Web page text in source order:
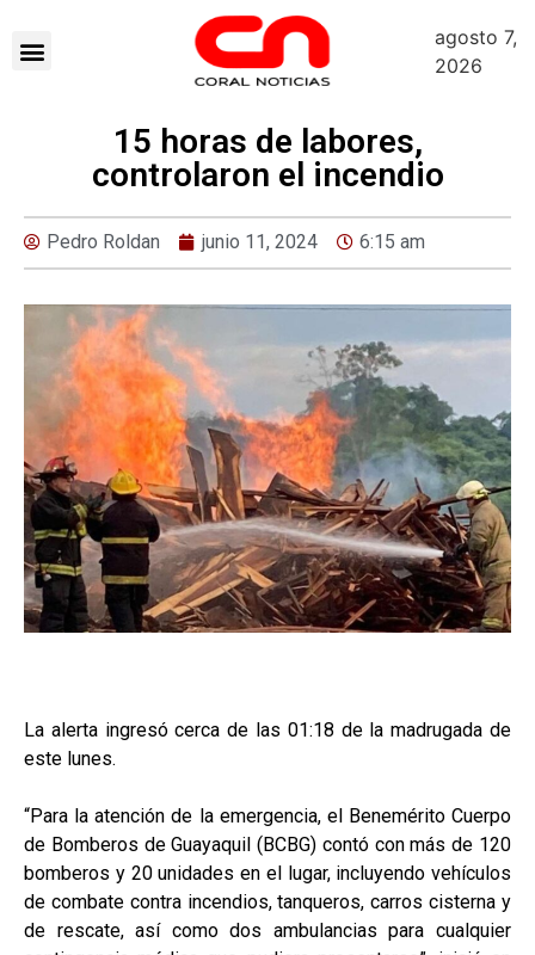
agosto 7,
2026
15 horas de labores,
controlaron el incendio
Pedro Roldan junio 11, 2024 6:15 am
La alerta ingresó cerca de las 01:18 de la madrugada de
este lunes.
“Para la atención de la emergencia, el Benemérito Cuerpo
de Bomberos de Guayaquil (BCBG) contó con más de 120
bomberos y 20 unidades en el lugar, incluyendo vehículos
de combate contra incendios, tanqueros, carros cisterna y
de rescate, así como dos ambulancias para cualquier